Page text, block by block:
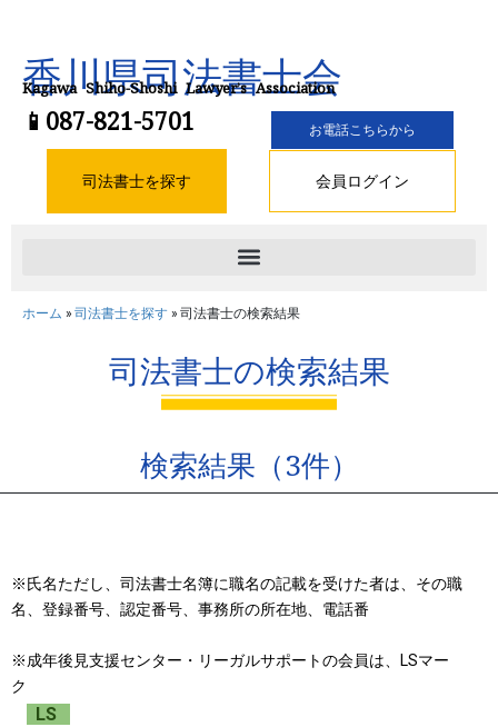
香川県司法書士会
Kagawa Shiho-Shoshi Lawyer’s Association
📱087-821-5701 お電話こちらから
司法書士を探す 会員ログイン
ホーム » 司法書士を探す » 司法書士の検索結果
司法書士の検索結果
検索結果（3件）
※氏名ただし、司法書士名簿に職名の記載を受けた者は、その職
名、登録番号、認定番号、事務所の所在地、電話番
※成年後見支援センター・リーガルサポートの会員は、LSマー
ク
LS